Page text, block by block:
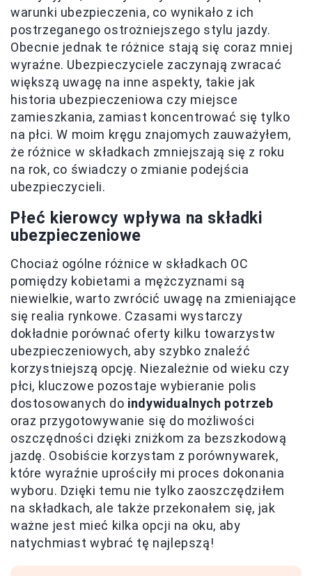
warunki ubezpieczenia, co wynikało z ich
postrzeganego ostrożniejszego stylu jazdy.
Obecnie jednak te różnice stają się coraz mniej
wyraźne. Ubezpieczyciele zaczynają zwracać
większą uwagę na inne aspekty, takie jak
historia ubezpieczeniowa czy miejsce
zamieszkania, zamiast koncentrować się tylko
na płci. W moim kręgu znajomych zauważyłem,
że różnice w składkach zmniejszają się z roku
na rok, co świadczy o zmianie podejścia
ubezpieczycieli.
Płeć kierowcy wpływa na składki
ubezpieczeniowe
Chociaż ogólne różnice w składkach OC
pomiędzy kobietami a mężczyznami są
niewielkie, warto zwrócić uwagę na zmieniające
się realia rynkowe. Czasami wystarczy
dokładnie porównać oferty kilku towarzystw
ubezpieczeniowych, aby szybko znaleźć
korzystniejszą opcję. Niezależnie od wieku czy
płci, kluczowe pozostaje wybieranie polis
dostosowanych do indywidualnych potrzeb
oraz przygotowywanie się do możliwości
oszczędności dzięki zniżkom za bezszkodową
jazdę. Osobiście korzystam z porównywarek,
które wyraźnie uprościły mi proces dokonania
wyboru. Dzięki temu nie tylko zaoszczędziłem
na składkach, ale także przekonałem się, jak
ważne jest mieć kilka opcji na oku, aby
natychmiast wybrać tę najlepszą!